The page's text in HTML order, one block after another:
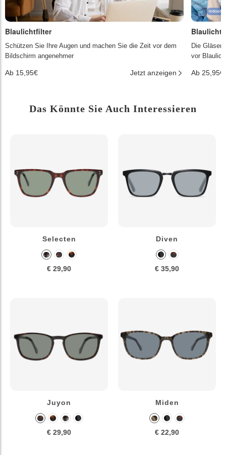
Blaulichtfilter
Schützen Sie Ihre Augen und machen Sie die Zeit vor dem
Bildschirm angenehmer
Ab 15,95€ Jetzt anzeigen
Die Gläser
vor
Ab 25,95€
Das Könnte Sie Auch Interessieren
Selecten
€ 29,90
Diven
€ 35,90
Juyon
€ 29,90
Miden
€ 22,90